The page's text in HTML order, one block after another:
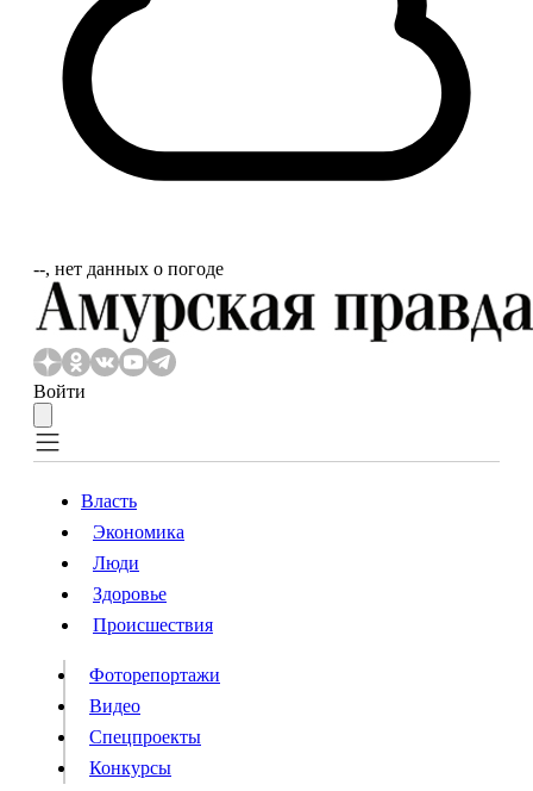
‐‐, нет данных о погоде
Войти
Власть
Происшествия
Видео
Конкурсы
Власть
Экономика
Люди
Здоровье
Происшествия
Фоторепортажи
Видео
Спецпроекты
Конкурсы